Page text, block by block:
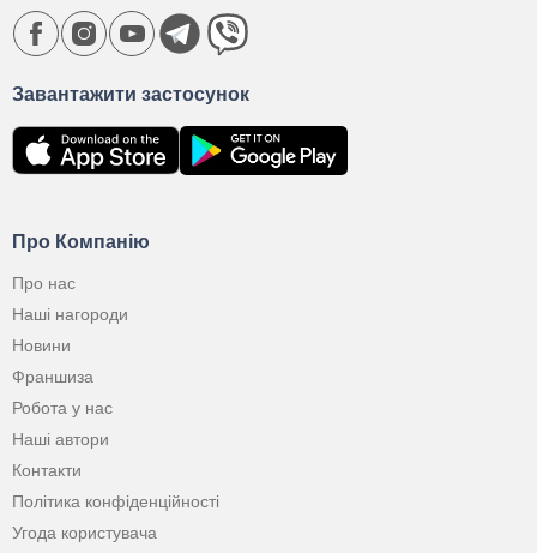
Про Компанію
Про нас
Наші нагороди
Новини
Франшиза
Робота у нас
Наші автори
Контакти
Політика конфіденційності
Угода користувача
Завантажити застосунок